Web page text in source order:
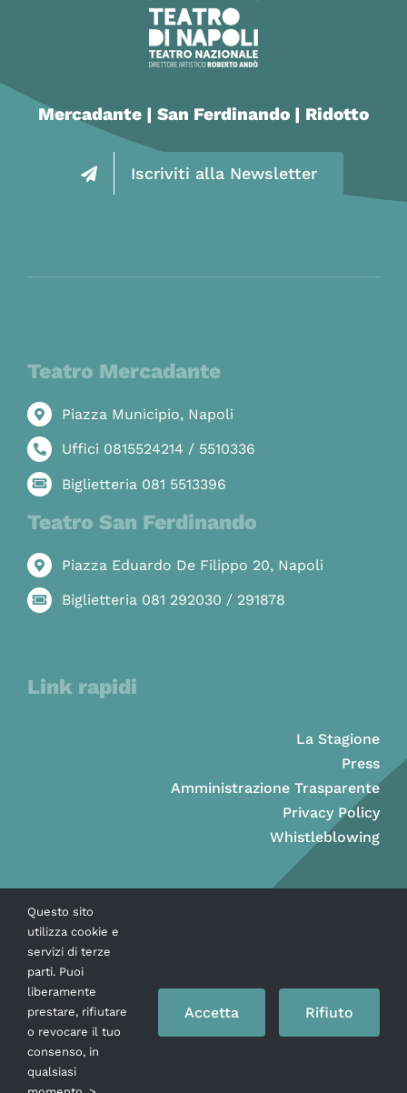
Mercadante | San Ferdinando | Ridotto
Iscriviti alla Newsletter
Teatro Mercadante
Piazza Municipio, Napoli
Uffici 0815524214 / 5510336
Biglietteria 081 5513396
Teatro San Ferdinando
Piazza Eduardo De Filippo 20, Napoli
Biglietteria 081 292030 / 291878
Link rapidi
La Stagione
Press
Amministrazione Trasparente
Privacy Policy
Whistleblowing
Copyright © Ass. Teatro Stabile della Città di Napoli 2026
Questo sito
utilizza cookie e
servizi di terze
parti. Puoi
liberamente
prestare, rifiutare
o revocare il tuo
consenso, in
qualsiasi
Accetta Rifiuto